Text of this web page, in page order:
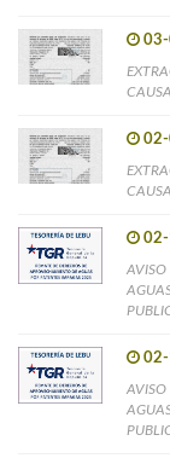
AVISO
AVISO